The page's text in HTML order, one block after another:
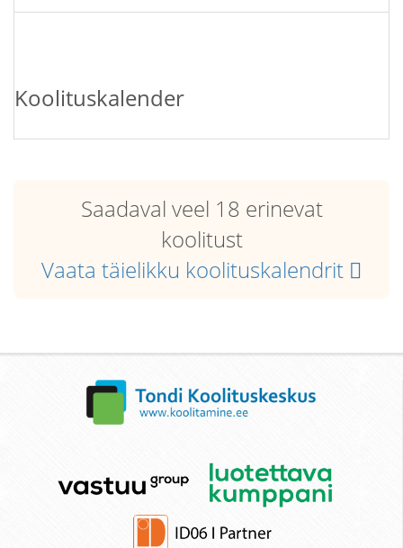
Koolituskalender
Saadaval veel 18 erinevat
koolitust
Vaata täielikku koolituskalendrit